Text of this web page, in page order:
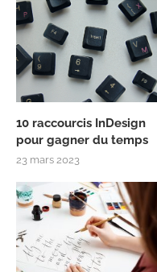
10 raccourcis InDesign
pour gagner du temps
23 mars 2023